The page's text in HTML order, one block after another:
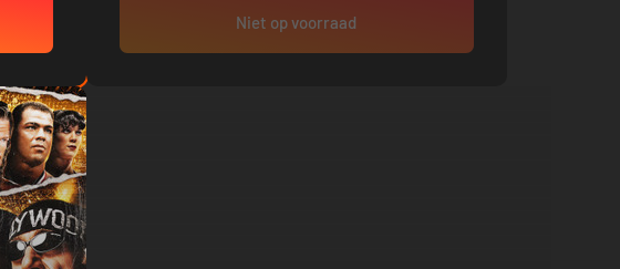
Niet op voorraad